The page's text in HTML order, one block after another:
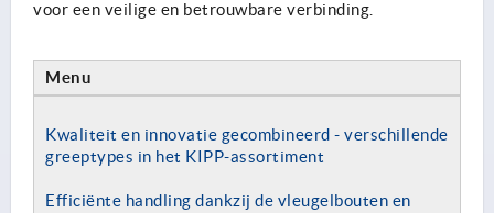
voor een veilige en betrouwbare verbinding.
Menu
Kwaliteit en innovatie gecombineerd - verschillende
greeptypes in het KIPP-assortiment
Efficiënte handling dankzij de vleugelbouten en